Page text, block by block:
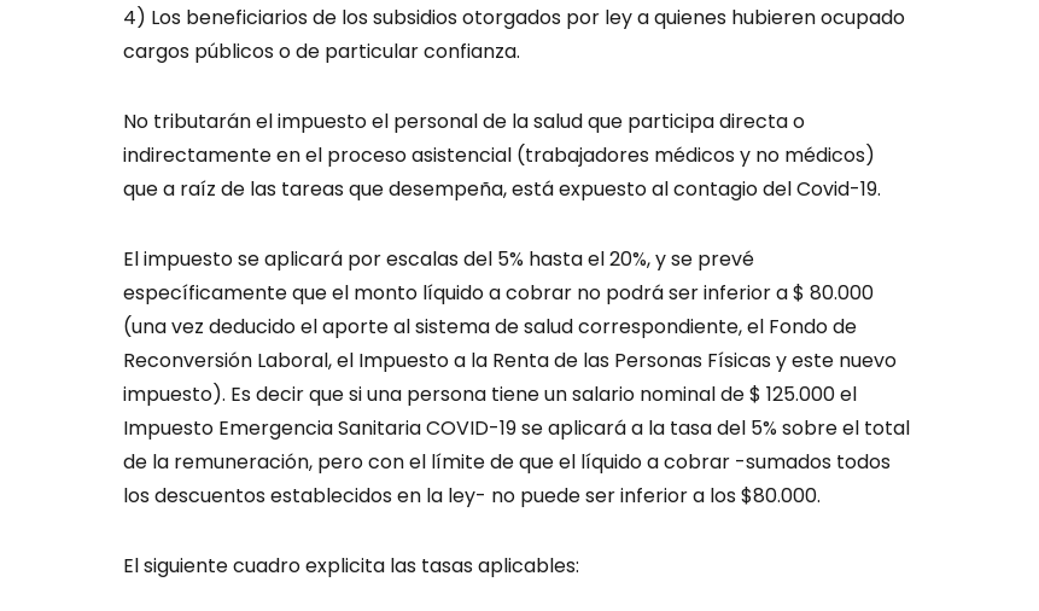
4) Los beneficiarios de los subsidios otorgados por ley a quienes hubieren ocupado
cargos públicos o de particular confianza.
No tributarán el impuesto el personal de la salud que participa directa o
indirectamente en el proceso asistencial (trabajadores médicos y no médicos)
que a raíz de las tareas que desempeña, está expuesto al contagio del Covid-19.
El impuesto se aplicará por escalas del 5% hasta el 20%, y se prevé
específicamente que el monto líquido a cobrar no podrá ser inferior a $ 80.000
(una vez deducido el aporte al sistema de salud correspondiente, el Fondo de
Reconversión Laboral, el Impuesto a la Renta de las Personas Físicas y este nuevo
impuesto). Es decir que si una persona tiene un salario nominal de $ 125.000 el
Impuesto Emergencia Sanitaria COVID-19 se aplicará a la tasa del 5% sobre el total
de la remuneración, pero con el límite de que el líquido a cobrar -sumados todos
los descuentos establecidos en la ley- no puede ser inferior a los $80.000.
El siguiente cuadro explicita las tasas aplicables: